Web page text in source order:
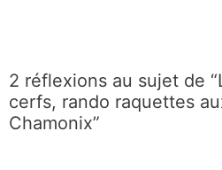
2 réflexions au sujet de
cerfs, rando raquettes
Chamonix”